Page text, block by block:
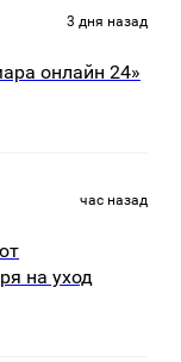
3 дня назад
онлайн 24»
час назад
на уход